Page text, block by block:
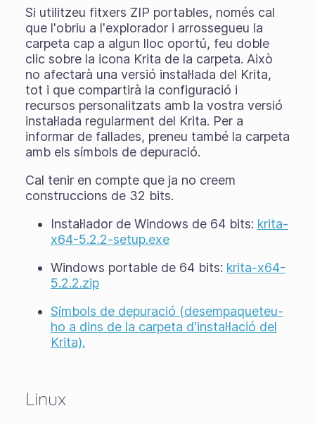
Si utilitzeu fitxers ZIP portables, només cal
que l'obriu a l'explorador i arrossegueu la
carpeta cap a algun lloc oportú, feu doble
clic sobre la icona Krita de la carpeta. Això
no afectarà una versió instal·lada del Krita,
tot i que compartirà la configuració i
recursos personalitzats amb la vostra versió
instal·lada regularment del Krita. Per a
informar de fallades, preneu també la carpeta
amb els símbols de depuració.
Cal tenir en compte que ja no creem
construccions de 32 bits.
Instal·lador de Windows de 64 bits: krita-
x64-5.2.2-setup.exe
Windows portable de 64 bits: krita-x64-
5.2.2.zip
Símbols de depuració (desempaqueteu-
ho a dins de la carpeta d'instal·lació del
Krita).
Linux